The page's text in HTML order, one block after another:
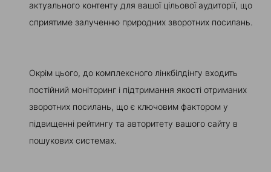
актуального контенту для вашої цільової аудиторії, що
сприятиме залученню природних зворотних посилань.
Окрім цього, до комплексного лінкбілдінгу входить
постійний моніторинг і підтримання якості отриманих
зворотних посилань, що є ключовим фактором у
підвищенні рейтингу та авторитету вашого сайту в
пошукових системах.